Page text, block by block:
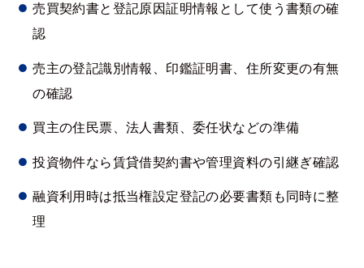
売買契約書と登記原因証明情報として使う書類の確
認
売主の登記識別情報、印鑑証明書、住所変更の有無
の確認
買主の住民票、法人書類、委任状などの準備
投資物件なら賃貸借契約書や管理資料の引継ぎ確認
融資利用時は抵当権設定登記の必要書類も同時に整
理